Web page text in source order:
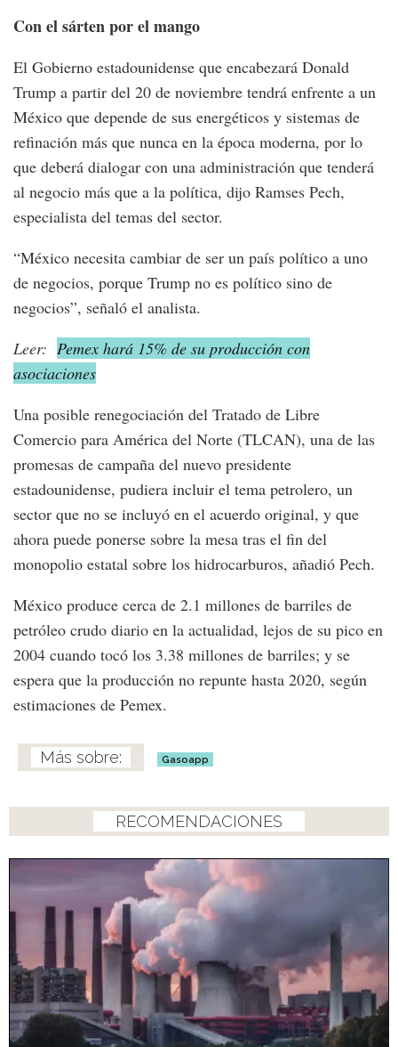
Con el sárten por el mango
El Gobierno estadounidense que encabezará Donald
Trump a partir del 20 de noviembre tendrá enfrente a un
México que depende de sus energéticos y sistemas de
refinación más que nunca en la época moderna, por lo
que deberá dialogar con una administración que tenderá
al negocio más que a la política, dijo Ramses Pech,
especialista del temas del sector.
“México necesita cambiar de ser un país político a uno
de negocios, porque Trump no es político sino de
negocios”, señaló el analista.
Leer: Pemex hará 15% de su producción con
asociaciones
Una posible renegociación del Tratado de Libre
Comercio para América del Norte (TLCAN), una de las
promesas de campaña del nuevo presidente
estadounidense, pudiera incluir el tema petrolero, un
sector que no se incluyó en el acuerdo original, y que
ahora puede ponerse sobre la mesa tras el fin del
monopolio estatal sobre los hidrocarburos, añadió Pech.
México produce cerca de 2.1 millones de barriles de
petróleo crudo diario en la actualidad, lejos de su pico en
2004 cuando tocó los 3.38 millones de barriles; y se
espera que la producción no repunte hasta 2020, según
estimaciones de Pemex.
Gasoapp
RECOMENDACIONES